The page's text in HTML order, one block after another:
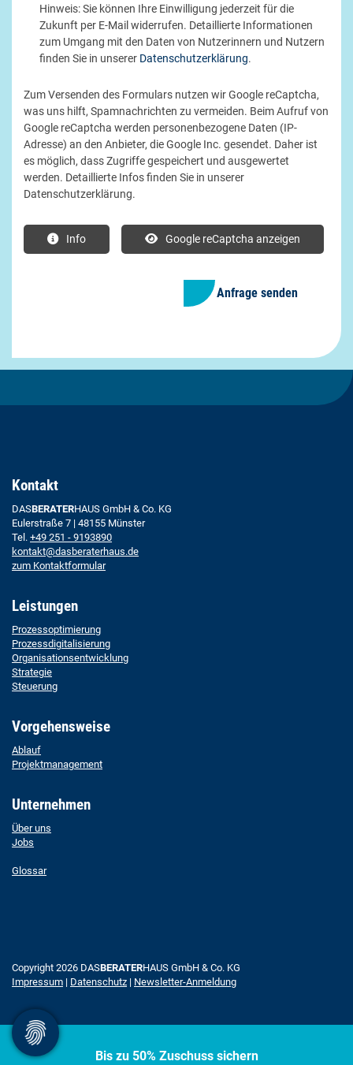
Bis zu 50% Zuschuss sichern
Hinweis: Sie können Ihre Einwilligung jederzeit für die
Zukunft per E-Mail widerrufen. Detaillierte Informationen
zum Umgang mit den Daten von Nutzerinnern und Nutzern
finden Sie in unserer Datenschutzerklärung.
Bestätigung:
Zum Versenden des Formulars nutzen wir Google reCaptcha,
was uns hilft, Spamnachrichten zu vermeiden. Beim Aufruf von
Google reCaptcha werden personenbezogene Daten (IP-
Adresse) an den Anbieter, die Google Inc. gesendet. Daher ist
es möglich, dass Zugriffe gespeichert und ausgewertet
werden. Detaillierte Infos finden Sie in unserer
Datenschutzerklärung.
Info Google reCaptcha anzeigen
Kontakt
DASBERATERHAUS GmbH & Co. KG
Eulerstraße 7 | 48155 Münster
Tel. +49 251 - 9193890
kontakt@dasberaterhaus.de
zum Kontaktformular
Leistungen
Prozessoptimierung
Prozessdigitalisierung
Organisationsentwicklung
Strategie
Steuerung
Vorgehensweise
Ablauf
Projektmanagement
Unternehmen
Über uns
Jobs
Glossar
Copyright 2026 DASBERATERHAUS GmbH & Co. KG
Impressum | Datenschutz | Newsletter-Anmeldung